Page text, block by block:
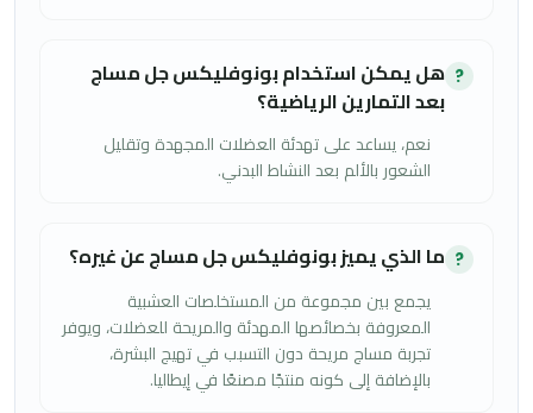
? هل يمكن استخدام بونوفليكس جل مساج
بعد التمارين الرياضية؟
نعم، يساعد على تهدئة العضلات المجهدة وتقليل
الشعور بالألم بعد النشاط البدني.
? ما الذي يميز بونوفليكس جل مساج عن غيره؟
يجمع بين مجموعة من المستخلصات العشبية
المعروفة بخصائصها المهدئة والمريحة للعضلات، ويوفر
تجربة مساج مريحة دون التسبب في تهيج البشرة،
بالإضافة إلى كونه منتجًا مصنعًا في إيطاليا.